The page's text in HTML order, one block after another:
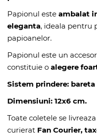
Papionul este ambalat
eleganta, ideala pentru
papioanelor.
Papionul este un
constituie o alegere
Sistem prindere:
Dimensiuni: 12x6 cm.
Toate coletele se
curierat Fan Courier,